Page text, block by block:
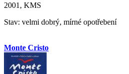
2001, KMS
Stav: velmi dobrý, mírné opotřebení
Monte Cristo